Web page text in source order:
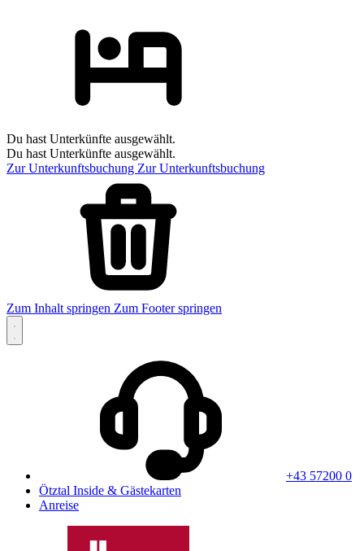
Du hast Unterkünfte ausgewählt.
Du hast Unterkünfte ausgewählt.
Zur Unterkunftsbuchung Zur Unterkunftsbuchung
Zum Inhalt springen Zum Footer springen
+43 57200 0
Ötztal Inside & Gästekarten
Anreise